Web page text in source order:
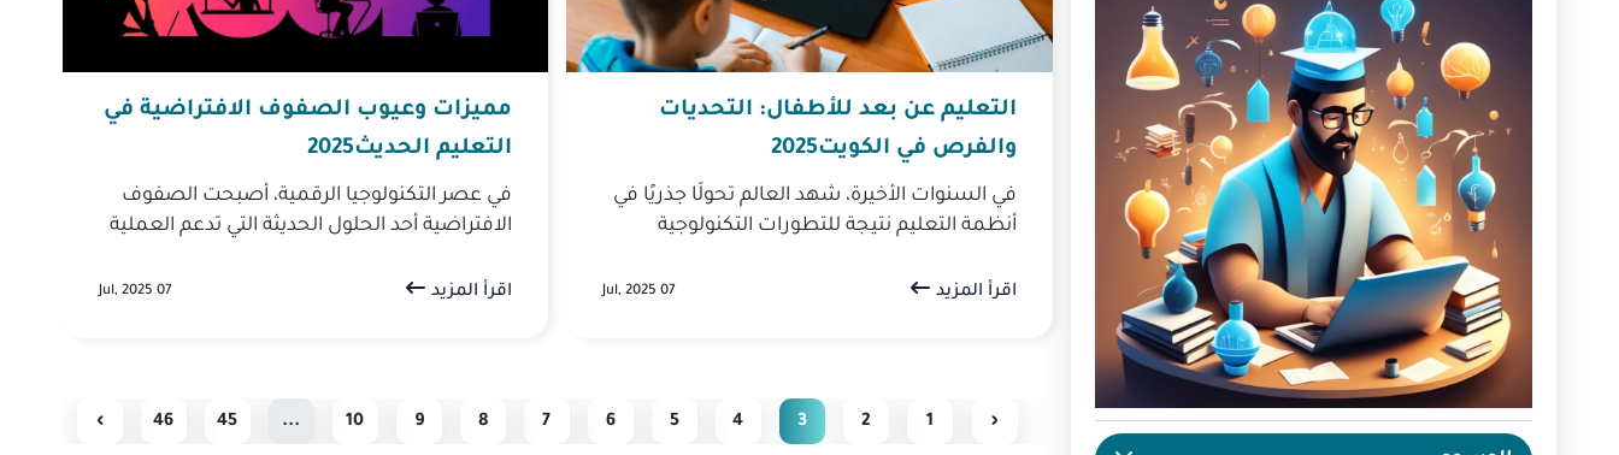
التدريب عبر الإنترنت
التعليم التكنلوجي
التعليم عن بعد للأطفال: التحديات
والفرص في الكويت2025
في السنوات الأخيرة، شهد العالم تحولًا جذريًا في
أنظمة التعليم نتيجة للتطورات التكنولوجية
للأطفال كأحد البدائل الرئيس...
اقرأ المزيد 07 Jul, 2025
مميزات وعيوب الصفوف الافتراضية في
التعليم الحديث2025
في عصر التكنولوجيا الرقمية، أصبحت الصفوف
الافتراضية أحد الحلول الحديثة التي تدعم العملية
بسهولة عبر الإنترنت. ومع ...
اقرأ المزيد 07 Jul, 2025
‹
1
2
3
4
5
6
7
8
9
10
...
45
46
›